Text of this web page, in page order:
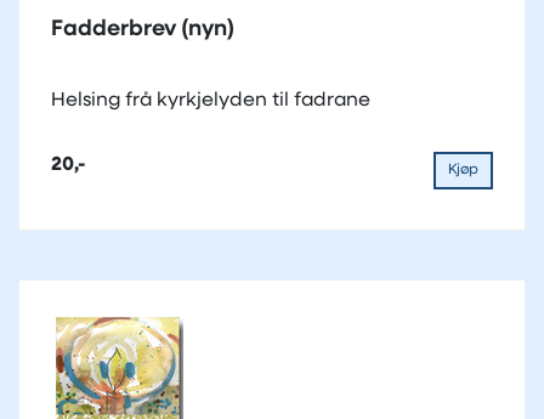
Fadderbrev (nyn)
Helsing frå kyrkjelyden til fadrane
20,- Kjøp